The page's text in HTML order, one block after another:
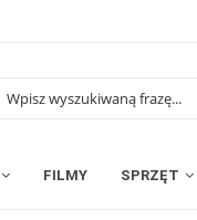
FILMY SPRZĘT